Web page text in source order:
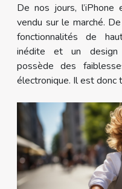
De nos jours, l’iPhone
vendu sur le marché.
fonctionnalités de
inédite et un design
possède des
électronique. Il est donc